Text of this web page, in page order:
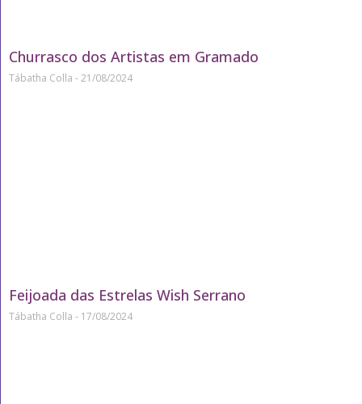
Churrasco dos Artistas em Gramado
Tábatha Colla 21/08/2024
Feijoada das Estrelas Wish Serrano
Tábatha Colla 17/08/2024